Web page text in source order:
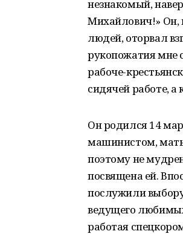
незнакомый,
Михайлович!» Он,
людей, оторвал
рукопожатия мне
рабоче-
сидячей работе, а
Он родился 14
машинистом, мать
поэтому не
посвящена ей.
послужили
ведущего
работая